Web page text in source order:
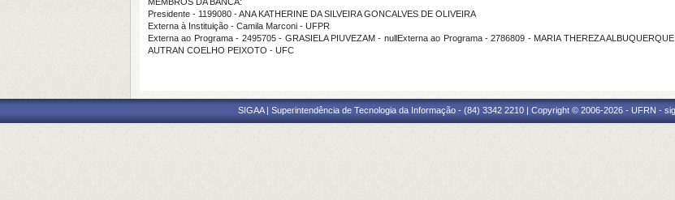
Presidente - 1199080 - ANA KATHERINE DA SILVEIRA GONCALVES DE OLIVEIRA
Externa à Instituição - Camila Marconi - UFPR
Externa ao Programa - 2495705 - GRASIELA PIUVEZAM - nullExterna ao Programa - 2786809 - MARIA THEREZA
AUTRAN COELHO PEIXOTO - UFC
SIGAA | Superintendência de Tecnologia da Informação - (84) 3342 2210 | Copyright © 2006-2026 - UFRN -